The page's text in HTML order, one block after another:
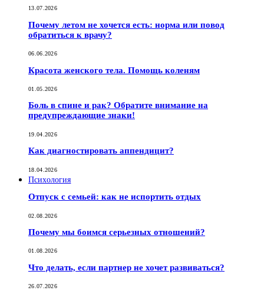
13.07.2026
Почему летом не хочется есть: норма или повод
обратиться к врачу?
06.06.2026
Красота женского тела. Помощь коленям
01.05.2026
Боль в спине и рак? Обратите внимание на
предупреждающие знаки!
19.04.2026
Как диагностировать аппендицит?
18.04.2026
Психология
Отпуск с семьей: как не испортить отдых
02.08.2026
Почему мы боимся серьезных отношений?
01.08.2026
Что делать, если партнер не хочет развиваться?
26.07.2026